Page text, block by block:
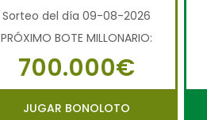
Sorteo del día 09-08-2026
PRÓXIMO BOTE MILLONARIO:
700.000€
JUGAR BONOLOTO